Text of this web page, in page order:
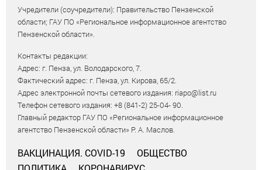
Учредители (соучредители): Правительство Пензенской
области; ГАУ ПО «Региональное информационное агентство
Пензенской области».
Контакты редакции:
Адрес: г. Пенза, ул. Володарского, 7.
Фактический адрес: г. Пенза, ул. Кирова, 65/2.
Адрес электронной почты сетевого издания: riapo@list.ru
Телефон сетевого издания: +8 (841-2) 25-04- 90.
Главный редактор ГАУ ПО «Региональное информационное
агентство Пензенской области» Р. А. Маслов.
ВАКЦИНАЦИЯ. COVID-19
ОБЩЕСТВО